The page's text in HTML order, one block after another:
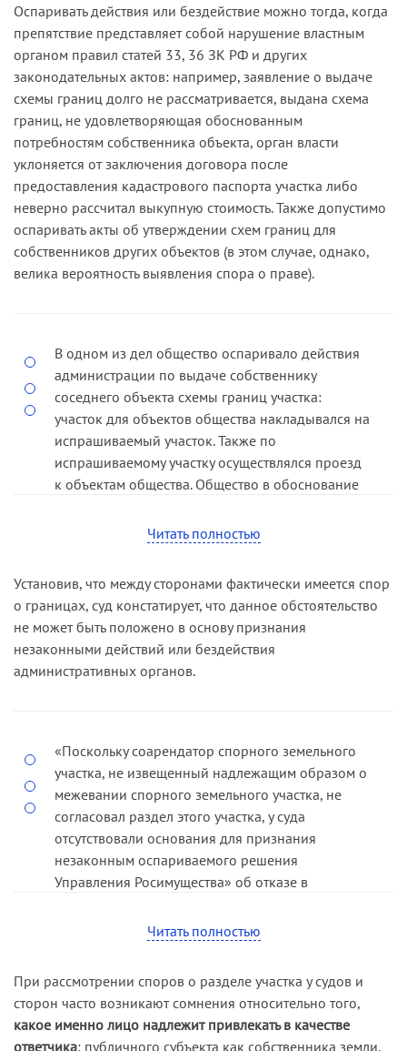
Оспаривать действия или бездействие можно тогда, когда
препятствие представляет собой нарушение властным
органом правил статей 33, 36 ЗК РФ и других
законодательных актов: например, заявление о выдаче
схемы границ долго не рассматривается, выдана схема
границ, не удовлетворяющая обоснованным
потребностям собственника объекта, орган власти
уклоняется от заключения договора после
предоставления кадастрового паспорта участка либо
неверно рассчитал выкупную стоимость. Также допустимо
оспаривать акты об утверждении схем границ для
собственников других объектов (в этом случае, однако,
велика вероятность выявления спора о праве).
В одном из дел общество оспаривало действия
администрации по выдаче собственнику
соседнего объекта схемы границ участка:
участок для объектов общества накладывался на
испрашиваемый участок. Также по
испрашиваемому участку осуществлялся проезд
к объектам общества. Общество в обоснование
представило заключение эксперта и схему
границ. В свою очередь собственник других
выделялся меньший участок. «Указанное, как
верно отметил суд апелляционной инстанции,
свидетельствует о наличии спора… относительно
границ земельного участка, схема которого
утверждена оспариваемым распоряжением»
Читать полностью
Установив, что между сторонами фактически имеется спор
о границах, суд констатирует, что данное обстоятельство
не может быть положено в основу признания
незаконными действий или бездействия
административных органов.
«Поскольку соарендатор спорного земельного
участка, не извещенный надлежащим образом о
межевании спорного земельного участка, не
согласовал раздел этого участка, у суда
отсутствовали основания для признания
незаконным оспариваемого решения
Управления Росимущества» об отказе в
постановление ФАС СЗО от 23.06.09 по
делу № А26-3155/2008).
Читать полностью
При рассмотрении споров о разделе участка у судов и
сторон часто возникают сомнения относительно того,
какое именно лицо надлежит привлекать в качестве
ответчика: публичного субъекта как собственника земли,